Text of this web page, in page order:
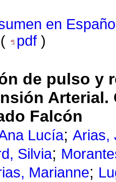
en
pdf )
de pulso y
Arterial.
Falcón
Lucía; Arias,
Silvia;
Marianne;